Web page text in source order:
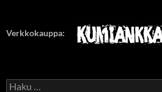
Verkkokauppa:
Haku: